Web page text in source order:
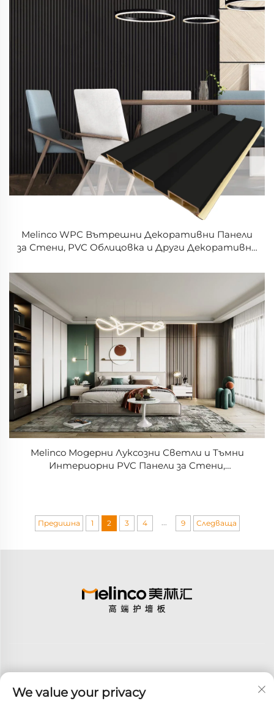
Melinco WPC Вътрешни Декоративни Панели
за Стени, PVC Облицовка и Други Декоративни
Melinco Модерни Луксозни Светли и Тъмни
Интериорни PVC Панели за Стени,
Предишна 1 2 3 4 ... 9 Следваща
We value your privacy